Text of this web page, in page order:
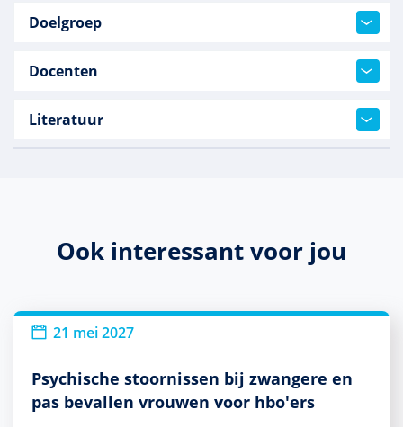
Doelgroep
Docenten
Literatuur
Ook interessant voor jou
21 mei 2027
Psychische stoornissen bij zwangere en
pas bevallen vrouwen voor hbo'ers